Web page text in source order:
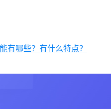
有哪些？有什么特点？